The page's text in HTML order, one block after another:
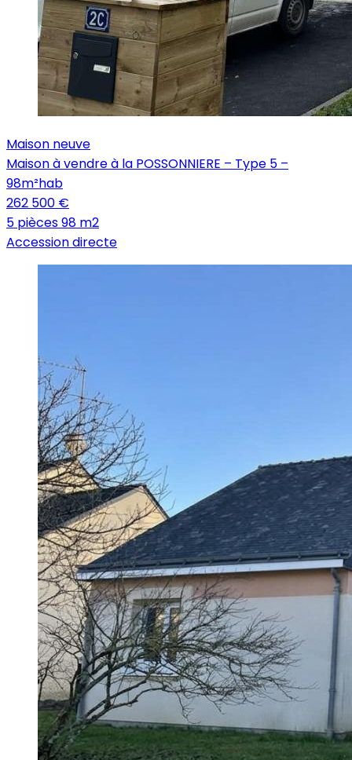
Maison neuve
Maison à vendre à la POSSONNIERE – Type 5 –
98m²hab
262 500 €
5 pièces98 m2
Accession directe